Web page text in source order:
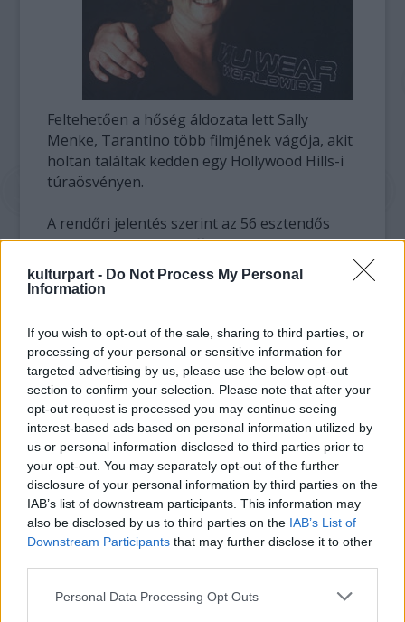
kulturpart - Do Not Process My Personal
Information
If you wish to opt-out of the sale, sharing to third parties, or
processing of your personal or sensitive information for
targeted advertising by us, please use the below opt-out
section to confirm your selection. Please note that after your
opt-out request is processed you may continue seeing
interest-based ads based on personal information utilized by
us or personal information disclosed to third parties prior to
your opt-out. You may separately opt-out of the further
disclosure of your personal information by third parties on the
IAB’s list of downstream participants. This information may
also be disclosed by us to third parties on the IAB’s List of
Downstream Participants that may further disclose it to other
Please note that this website/app uses one or more Google
Personal Data Processing Opt Outs
Feltehetően a hőség áldozata lett Sally
Menke, Tarantino több filmjének vágója, akit
holtan találtak kedden egy Hollywood Hills-i
túraösvényen.
A rendőri jelentés szerint az 56 esztendős
Menke holtteste a Griffith Park közelében, a
hegyoldal aljában feküdt. A Kutyaszorítóban
és a Becstelen brigantyk vágója hétfőn, 45
riasztották a hatóságokat, mert nem tért
vissza.
A nő holtteste mellett fekete labrador
retriever kutyája őrködött, amikor a kutatók
rábukkantak.
A halál okát még nem állapították meg, de a
halottkém nem talált gyilkosságra utaló
nyomot. Azt ugyanakkor nem zárta ki, hogy
esetleg a szokatlanul nagy hőség játszott
közre a vágó halálában.